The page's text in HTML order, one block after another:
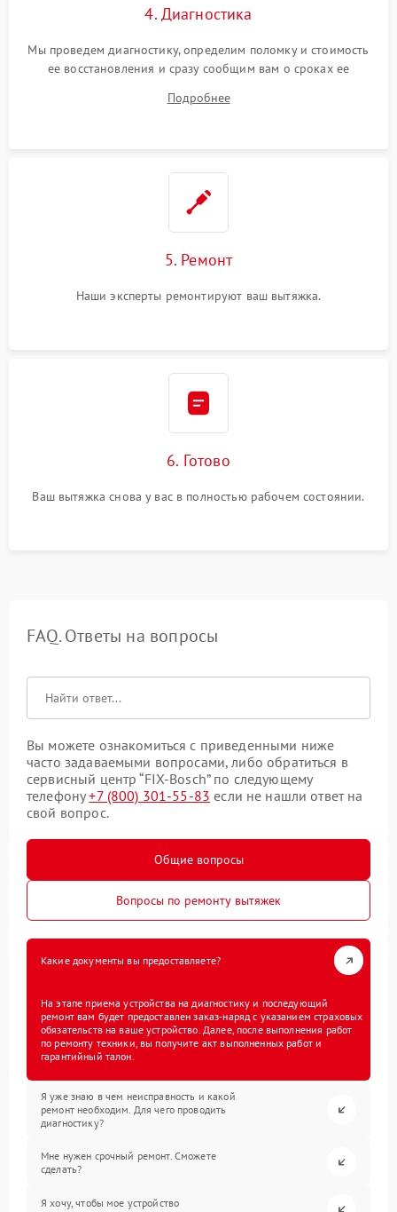
4. Диагностика
Мы проведем диагностику, определим поломку и стоимость
ее восстановления и сразу сообщим вам о сроках ее
Подробнее
5. Ремонт
Наши эксперты ремонтируют ваш вытяжка.
6. Готово
Ваш вытяжка снова у вас в полностью рабочем состоянии.
FAQ. Ответы на вопросы
Вы можете ознакомиться с приведенными ниже
часто задаваемыми вопросами, либо обратиться в
сервисный центр “FIX-Bosch” по следующему
телефону+7 (800) 301-55-83 если не нашли ответ на
свой вопрос.
Общие вопросы
Вопросы по ремонту вытяжек
Какие документы вы предоставляете?
На этапе приема устройства на диагностику и последующий
ремонт вам будет предоставлен заказ-наряд с указанием страховых
обязательств на ваше устройство. Далее, после выполнения работ
по ремонту техники, вы получите акт выполненных работ и
гарантийный талон.
Я уже знаю в чем неисправность и какой
ремонт необходим. Для чего проводить
диагностику?
Мне нужен срочный ремонт. Сможете
сделать?
Я хочу, чтобы мое устройство